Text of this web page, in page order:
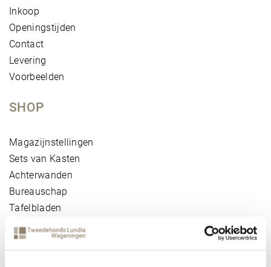
Inkoop
Openingstijden
Contact
Levering
Voorbeelden
SHOP
Magazijnstellingen
Sets van Kasten
Achterwanden
Bureauschap
Tafelbladen
Deuren
Diagonalen